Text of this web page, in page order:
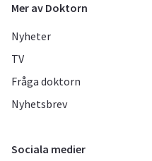
Mer av Doktorn
Nyheter
TV
Fråga doktorn
Nyhetsbrev
Sociala medier